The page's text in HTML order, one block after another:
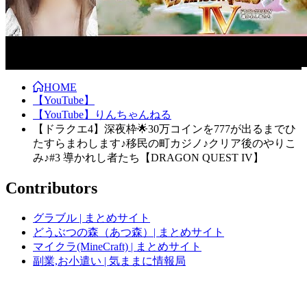
HOME
【YouTube】
【YouTube】りんちゃんねる
【ドラクエ4】深夜枠🌟30万コインを777が出るまでひ
たすらまわします♪移民の町カジノ♪クリア後のやりこ
み♪#3 導かれし者たち【DRAGON QUEST IV】
Contributors
グラブル | まとめサイト
どうぶつの森（あつ森）| まとめサイト
マイクラ(MineCraft) | まとめサイト
副業,お小遣い | 気ままに情報局